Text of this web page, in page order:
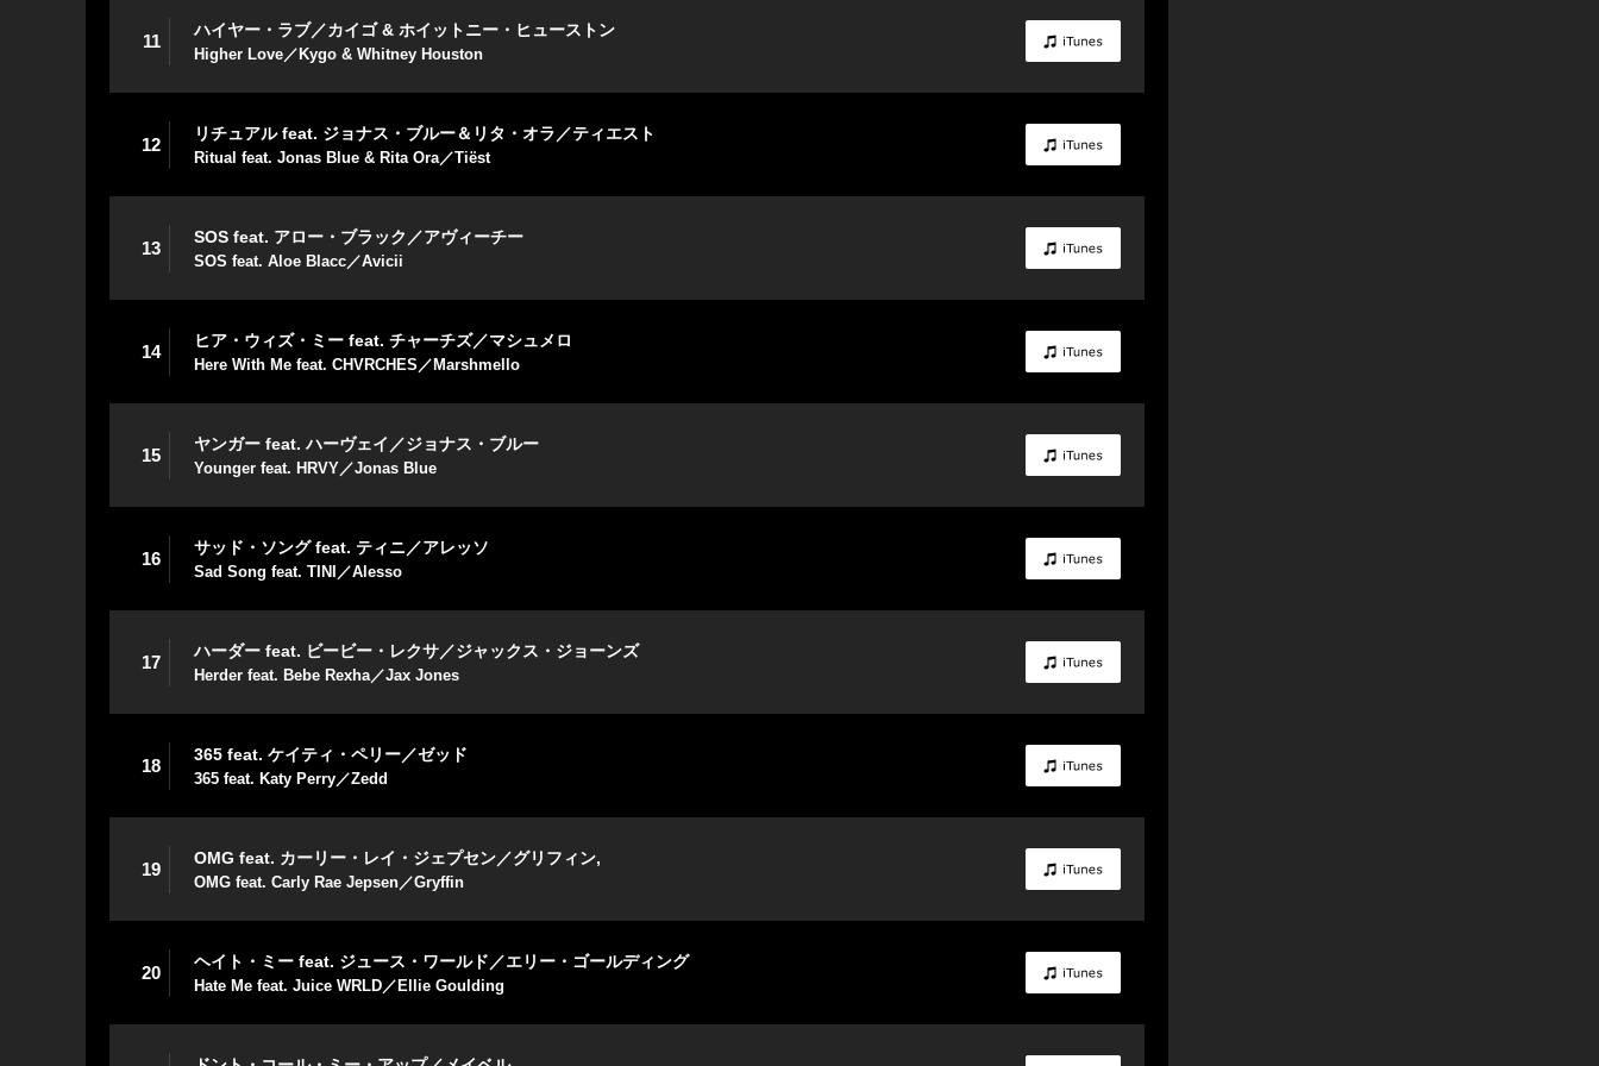
11
ハイヤー・ラブ／カイゴ & ホイットニー・ヒューストン
Higher Love／Kygo & Whitney Houston
12
リチュアル feat. ジョナス・ブルー＆リタ・オラ／ティエスト
Ritual feat. Jonas Blue & Rita Ora／Tiёst
13
SOS feat. アロー・ブラック／アヴィーチー
SOS feat. Aloe Blacc／Avicii
14
ヒア・ウィズ・ミー feat. チャーチズ／マシュメロ
Here With Me feat. CHVRCHES／Marshmello
15
ヤンガー feat. ハーヴェイ／ジョナス・ブルー
Younger feat. HRVY／Jonas Blue
16
サッド・ソング feat. ティニ／アレッソ
Sad Song feat. TINI／Alesso
17
ハーダー feat. ビービー・レクサ／ジャックス・ジョーンズ
Herder feat. Bebe Rexha／Jax Jones
18
365 feat. ケイティ・ペリー／ゼッド
365 feat. Katy Perry／Zedd
19
OMG feat. カーリー・レイ・ジェプセン／グリフィン,
OMG feat. Carly Rae Jepsen／Gryffin
20
ヘイト・ミー feat. ジュース・ワールド／エリー・ゴールディング
Hate Me feat. Juice WRLD／Ellie Goulding